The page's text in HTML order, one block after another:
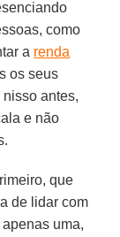
como
a renda
os seus
antes,
e não
que
de lidar com
uma,